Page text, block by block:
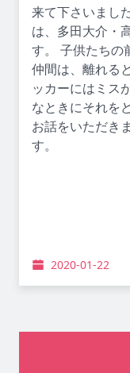
来て下さいまし
は、多田大介・
す。 子供たちの
仲間は、離れる
ッカーにはミス
なときにそれを
お話をいただき
す。
2020-01-22